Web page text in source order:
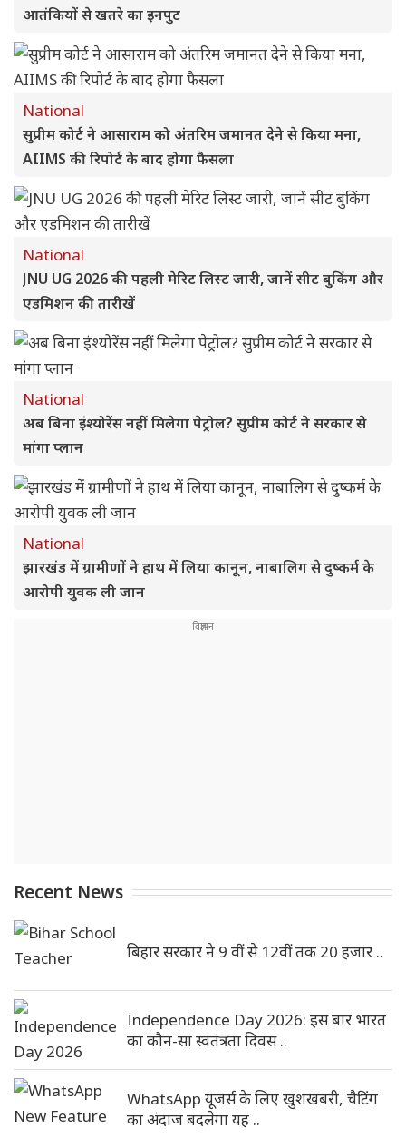
आतंकियों से खतरे का इनपुट
National
सुप्रीम कोर्ट ने आसाराम को अंतरिम जमानत देने से किया मना,
AIIMS की रिपोर्ट के बाद होगा फैसला
National
JNU UG 2026 की पहली मेरिट लिस्ट जारी, जानें सीट बुकिंग और
एडमिशन की तारीखें
National
अब बिना इंश्योरेंस नहीं मिलेगा पेट्रोल? सुप्रीम कोर्ट ने सरकार से
मांगा प्लान
National
झारखंड में ग्रामीणों ने हाथ में लिया कानून, नाबालिग से दुष्कर्म के
आरोपी युवक ली जान
Recent News
बिहार सरकार ने 9 वीं से 12वीं तक 20 हजार ..
Independence Day 2026: इस बार भारत
का कौन-सा स्वतंत्रता दिवस ..
WhatsApp यूजर्स के लिए खुशखबरी, चैटिंग
का अंदाज बदलेगा यह ..